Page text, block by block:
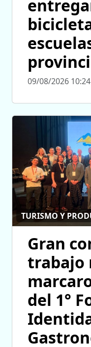
09/08/2026 10:24
TURISMO Y
Gran
trabajo
del 1°